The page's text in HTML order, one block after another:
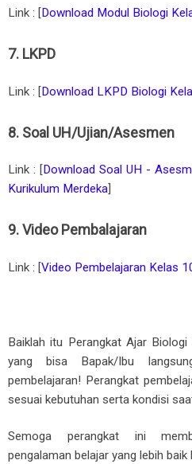
Link : [Download Modul Biologi
7. LKPD
Link : [Download LKPD Biologi
8. Soal UH/Ujian/Asesmen
Link :
Download Soal UH -
Kurikulum Merdeka
9. Video Pembalajaran
Link : [Video Pembelajaran Kelas
Baiklah itu Perangkat Ajar
yang bisa Bapak/Ibu
pembelajaran! Perangkat
sesuai kebutuhan serta kondisi
Semoga perangkat ini
pengalaman belajar yang lebih baik